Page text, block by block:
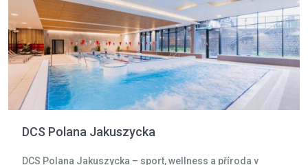
DCS Polana Jakuszycka
DCS Polana Jakuszycka – sport, wellness a příroda v